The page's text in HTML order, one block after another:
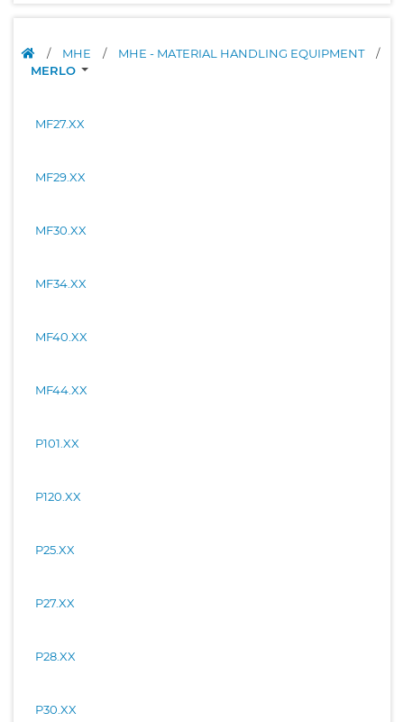
/ MHE / MHE - MATERIAL HANDLING EQUIPMENT
/
MERLO
MF27.XX
MF29.XX
MF30.XX
MF34.XX
MF40.XX
MF44.XX
P101.XX
P120.XX
P25.XX
P27.XX
P28.XX
P30.XX